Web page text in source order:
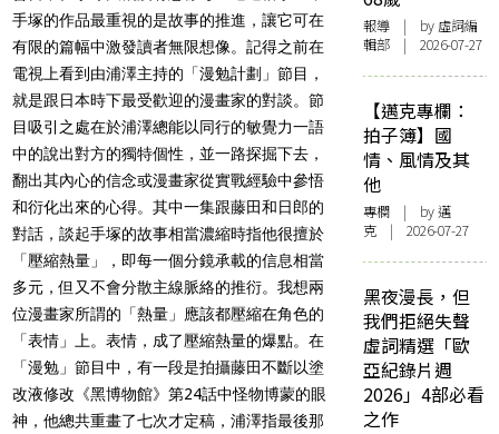
手塚的作品最重視的是故事的推進，讓它可在
有限的篇幅中激發讀者無限想像。記得之前在
電視上看到由浦澤主持的「漫勉計劃」節目，
就是跟日本時下最受歡迎的漫畫家的對談。節
目吸引之處在於浦澤總能以同行的敏覺力一語
中的說出對方的獨特個性，並一路探掘下去，
翻出其內心的信念或漫畫家從實戰經驗中參悟
和衍化出來的心得。其中一集跟藤田和日郎的
對話，談起手塚的故事相當濃縮時指他很擅於
「壓縮熱量」，即每一個分鏡承載的信息相當
多元，但又不會分散主線脈絡的推衍。我想兩
位漫畫家所謂的「熱量」應該都壓縮在角色的
「表情」上。表情，成了壓縮熱量的爆點。在
「漫勉」節目中，有一段是拍攝藤田不斷以塗
改液修改《黑博物館》第24話中怪物博蒙的眼
神 ，他總共重畫了七次才定稿，浦澤指最後那
報導 | by 虛詞編
輯部 | 2026-07-27
【邁克專欄：
拍子簿】國
情、風情及其
他
專欄 | by邁
克 | 2026-07-27
黑夜漫長，但
我們拒絕失聲
虛詞精選「歐
亞紀錄片週
2026」4部必看
之作